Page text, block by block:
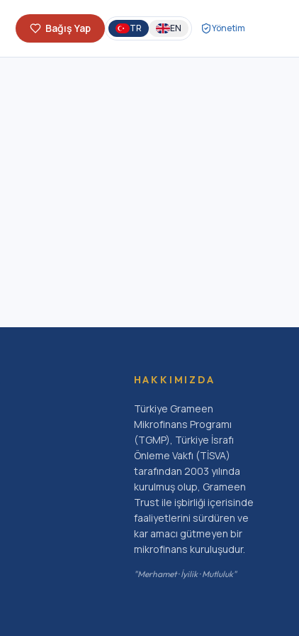
Bağış Yap TR EN Yönetim
HAKKIMIZDA
Türkiye Grameen
Mikrofinans Programı
(TGMP), Türkiye İsrafı
Önleme Vakfı (TİSVA)
tarafından 2003 yılında
kurulmuş olup, Grameen
Trust ile işbirliği içerisinde
faaliyetlerini sürdüren ve
kar amacı gütmeyen bir
mikrofinans kuruluşudur.
"Merhamet · İyilik · Mutluluk"